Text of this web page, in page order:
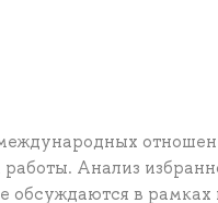
Анализ
обсуждаются в рамках